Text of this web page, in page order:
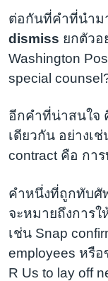
ต่อกันที่คำที่นำม
dismiss ยกตัวอ
Washington
special
อีกคำที่น่าสนใจ
เดียวกัน อย่างเช่
contract คือ กา
คำหนึ่งที่ถูกทับศั
จะหมายถึงการ
เช่น Snap
employees หรื
R Us to lay off